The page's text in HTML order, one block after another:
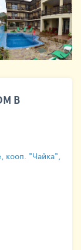
В
кооп. "Чайка",